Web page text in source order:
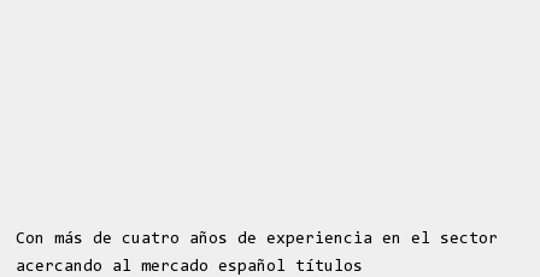
Con más de cuatro años de experiencia en el sector
acercando al mercado español títulos